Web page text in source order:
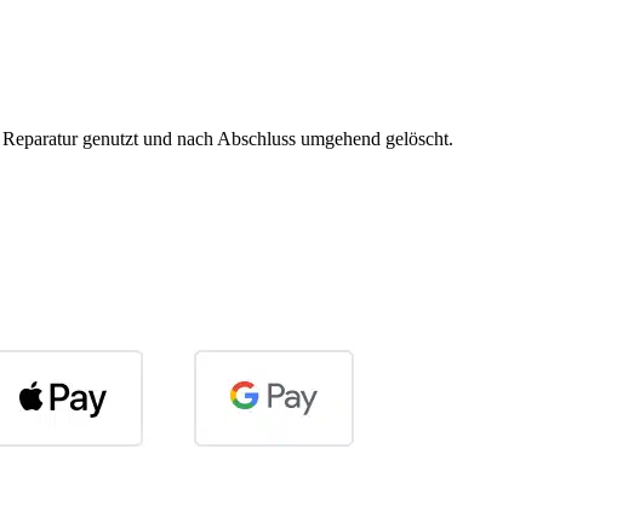
genutzt und nach Abschluss umgehend gelöscht.